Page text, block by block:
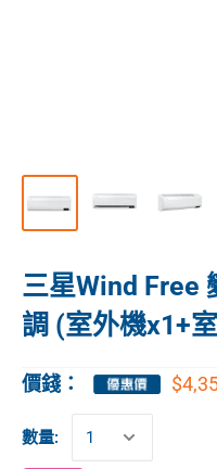
三星Wind Free
調 (室外機x1+
價錢：
數量: